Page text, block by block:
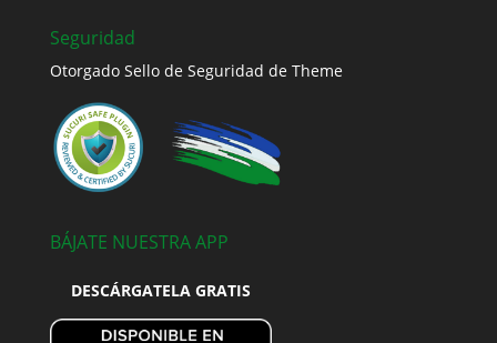
Seguridad
Otorgado Sello de Seguridad de Theme
BÁJATE NUESTRA APP
DESCÁRGATELA GRATIS